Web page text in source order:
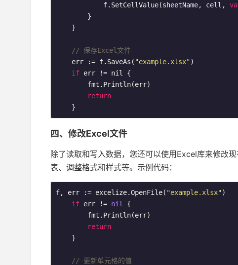
            f.SetCellValue(sheetName, cell,
        }
    }
// 保存Excel文件
    err := f.SaveAs(
"example.xlsx")
if err != nil {
        fmt.Println(err)
return
    }
四、修改Excel文件
除了读取和写入数据，您还可以使用Excel库来修改
表、调整格式和样式等。示例代码：
f, err := excelize.OpenFile( "example.xlsx")
if err != nil
{
        fmt.Println(err)
return
    }
// 更新单元格的值